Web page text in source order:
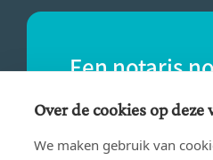
Een notaris
Vind eenvoudig een
buurt.
Over de cookies op deze
We maken gebruik van